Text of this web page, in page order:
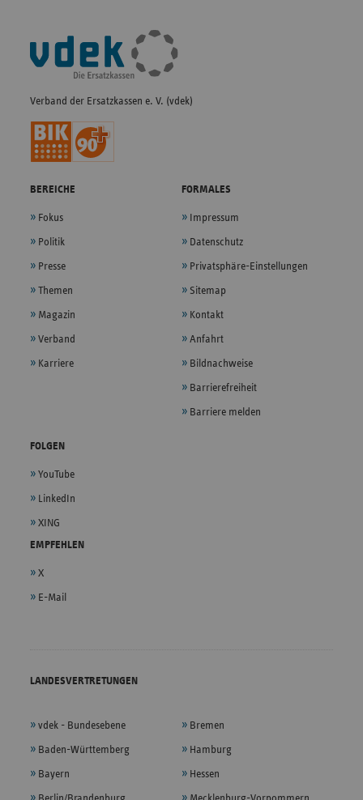
Fußleisten-
Navigation
Verband der Ersatzkassen e. V. (vdek)
BEREICHE
Fokus
Politik
Presse
Themen
Magazin
Verband
Karriere
FORMALES
Impressum
Datenschutz
Privatsphäre-Einstellungen
Sitemap
Kontakt
Anfahrt
Bildnachweise
Barrierefreiheit
Barriere melden
FOLGEN
YouTube
LinkedIn
XING
EMPFEHLEN
X
E-Mail
LANDESVERTRETUNGEN
vdek - Bundesebene
Baden-Württemberg
Bayern
Bremen
Hamburg
Hessen